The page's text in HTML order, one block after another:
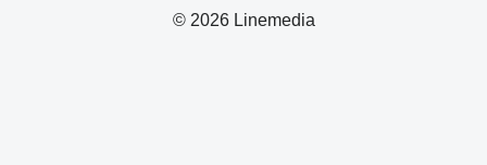
© 2026 Linemedia